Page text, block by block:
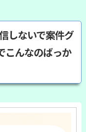
しないで案件グ
こんなのばっか